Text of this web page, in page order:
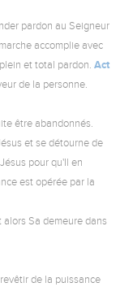
pardon au Seigneur
accomplie avec
et total pardon. Act
de la personne.
être abandonnés.
et se détourne de
pour qu'Il en
est opérée par la
Sa demeure dans
de la puissance